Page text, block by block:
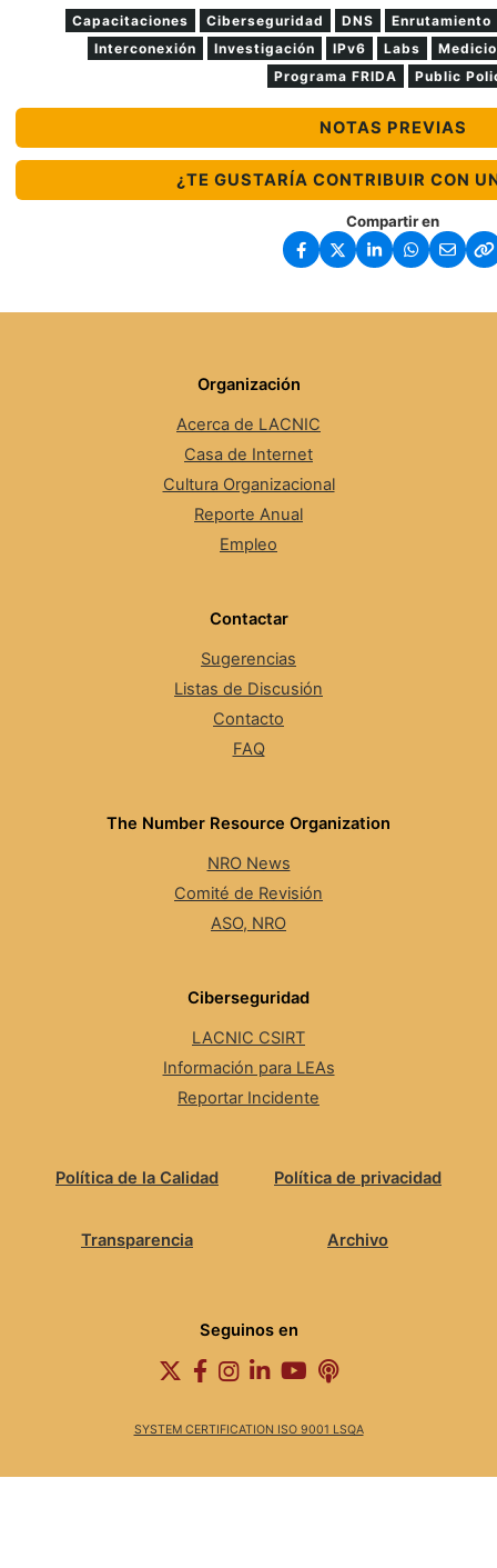
Capacitaciones Ciberseguridad DNS
Enrutamiento
Interconexión
Investigación IPv6 Labs
Programa FRIDA
Public
NOTAS PREVIAS
¿TE GUSTARÍA CONTRIBUIR CON
Compartir en
Organización
Acerca de LACNIC
Casa de Internet
Cultura Organizacional
Reporte Anual
Empleo
Contactar
Sugerencias
Listas de Discusión
Contacto
FAQ
The Number Resource Organization
NRO News
Comité de Revisión
ASO, NRO
Ciberseguridad
LACNIC CSIRT
Información para LEAs
Reportar Incidente
Seguinos en
Política de la Calidad Política de privacidad
Transparencia Archivo
SYSTEM CERTIFICATION ISO 9001 LSQA